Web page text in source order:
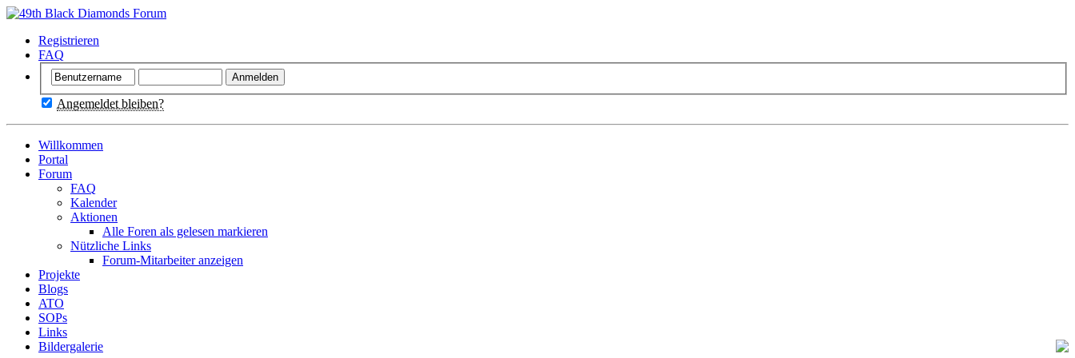
Registrieren
FAQ
Angemeldet bleiben?
Willkommen
Portal
Forum
FAQ
Kalender
Aktionen
Alle Foren als gelesen markieren
Nützliche Links
Forum-Mitarbeiter anzeigen
Projekte
Blogs
ATO
SOPs
Links
Bildergalerie